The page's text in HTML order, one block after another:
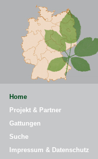
Home
Projekt & Partner
Gattungen
Suche
Impressum & Datenschutz